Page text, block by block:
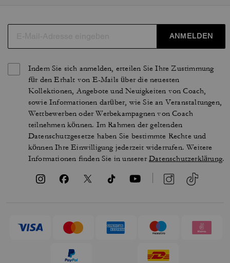
ANMELDEN
Indem Sie sich anmelden, erteilen Sie Ihre Zustimmung
für den Erhalt von E-Mails über die neuesten
Kollektionen, Angebote und Neuigkeiten von Coach,
sowie Informationen darüber, wie Sie an Veranstaltungen,
Wettbewerben oder Werbekampagnen von Coach
teilnehmen können. Im Rahmen der geltenden
Datenschutzgesetze haben Sie bestimmte Rechte und
können Ihre Einwilligung jederzeit widerrufen. Weitere
Informationen finden Sie in unsererDatenschutzerklärung.